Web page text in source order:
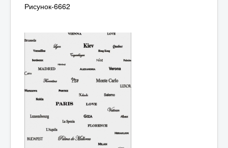
Рисунок-6662